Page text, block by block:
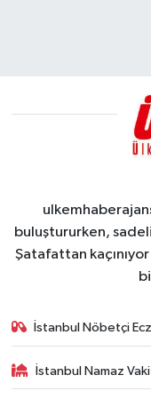
buluştururken,
Şatafattan
İstanbul Nöbetçi
İstanbul Namaz